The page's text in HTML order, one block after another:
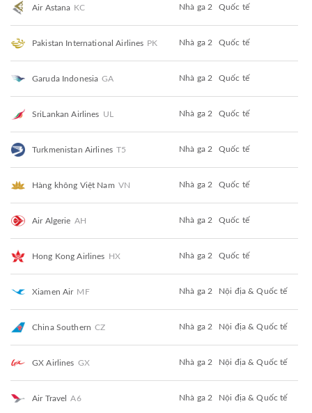
Air Astana KC Nhà ga 2 Quốc tế
Pakistan International Airlines PK Nhà ga 2 Quốc tế
Garuda Indonesia GA Nhà ga 2 Quốc tế
SriLankan Airlines UL Nhà ga 2 Quốc tế
Turkmenistan Airlines T5 Nhà ga 2 Quốc tế
Hàng không Việt Nam VN Nhà ga 2 Quốc tế
Air Algerie AH Nhà ga 2 Quốc tế
Hong Kong Airlines HX Nhà ga 2 Quốc tế
Xiamen Air MF Nhà ga 2 Nội địa & Quốc tế
China Southern CZ Nhà ga 2 Nội địa & Quốc tế
GX Airlines GX Nhà ga 2 Nội địa & Quốc tế
Air Travel A6 Nhà ga 2 Nội địa & Quốc tế